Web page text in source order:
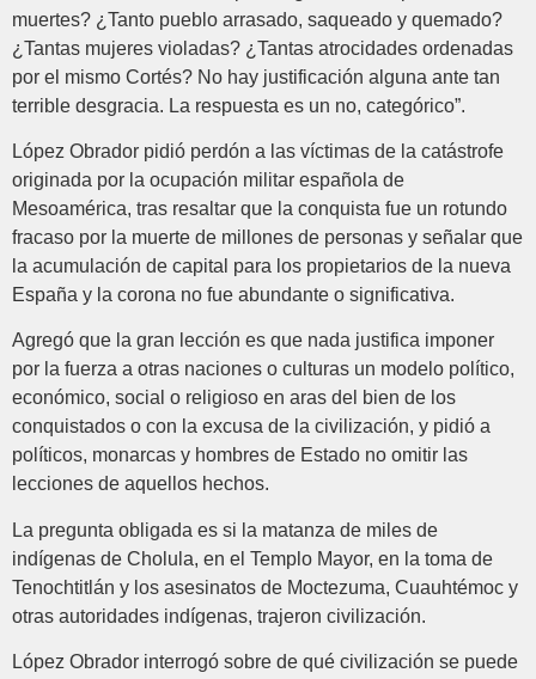
muertes? ¿Tanto pueblo arrasado, saqueado y quemado?
¿Tantas mujeres violadas? ¿Tantas atrocidades ordenadas
por el mismo Cortés? No hay justificación alguna ante tan
terrible desgracia. La respuesta es un no, categórico”.
López Obrador pidió perdón a las víctimas de la catástrofe
originada por la ocupación militar española de
Mesoamérica, tras resaltar que la conquista fue un rotundo
fracaso por la muerte de millones de personas y señalar que
la acumulación de capital para los propietarios de la nueva
España y la corona no fue abundante o significativa.
Agregó que la gran lección es que nada justifica imponer
por la fuerza a otras naciones o culturas un modelo político,
económico, social o religioso en aras del bien de los
conquistados o con la excusa de la civilización, y pidió a
políticos, monarcas y hombres de Estado no omitir las
lecciones de aquellos hechos.
La pregunta obligada es si la matanza de miles de
indígenas de Cholula, en el Templo Mayor, en la toma de
Tenochtitlán y los asesinatos de Moctezuma, Cuauhtémoc y
otras autoridades indígenas, trajeron civilización.
López Obrador interrogó sobre de qué civilización se puede